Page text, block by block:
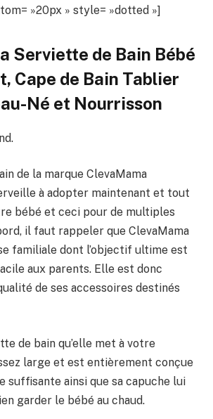
»20px » style= »dotted »]
Serviette de Bain Bébé
Cape de Bain Tablier
Né et Nourrisson
de la marque ClevaMama
à adopter maintenant et tout
bébé et ceci pour de multiples
il faut rappeler que ClevaMama
familiale dont l’objectif ultime est
aux parents. Elle est donc
de ses accessoires destinés
de bain qu’elle met à votre
large et est entièrement conçue
suffisante ainsi que sa capuche lui
garder le bébé au chaud.